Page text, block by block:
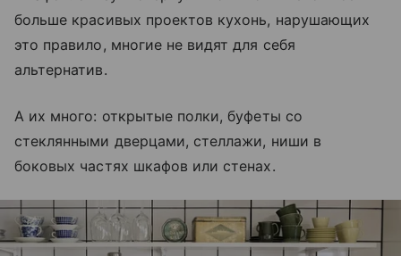
больше красивых проектов кухонь, нарушающих
это правило, многие не видят для себя
альтернатив.
А их много: открытые полки, буфеты со
стеклянными дверцами, стеллажи, ниши в
боковых частях шкафов или стенах.